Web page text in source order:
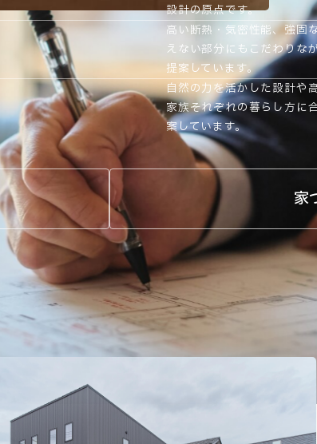
設計の原点です。
高い断熱・気密性能、強固
えない部分にもこだわりな
提案しています。
自然の力を活かした設計や
家族それぞれの暮らし方に
案しています。
家